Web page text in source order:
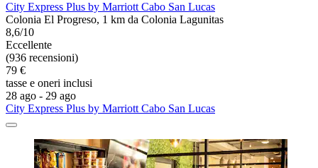
City Express Plus by Marriott Cabo San Lucas
Colonia El Progreso, 1 km da Colonia Lagunitas
8,6/10
Eccellente
(936 recensioni)
79 €
tasse e oneri inclusi
28 ago - 29 ago
City Express Plus by Marriott Cabo San Lucas